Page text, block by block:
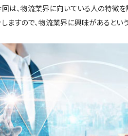
回は、物流業界に向いている人の特徴
ますので、物流業界に興味があると